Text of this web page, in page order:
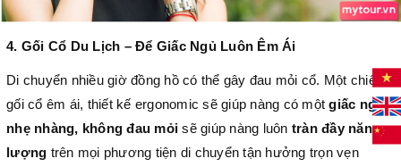
4. Gối Cổ Du Lịch – Để Giấc Ngủ Luôn Êm Ái
Di chuyển nhiều giờ đồng hồ có thể gây đau mỏi cổ. Một chiếc
gối cổ êm ái, thiết kế ergonomic sẽ giúp nàng có mộtgiấc ngủ
nhẹ nhàng, không đau mỏi sẽ giúp nàng luôn tràn đầy năng
lượng trên mọi phương tiện di chuyển tận hưởng trọn vẹn